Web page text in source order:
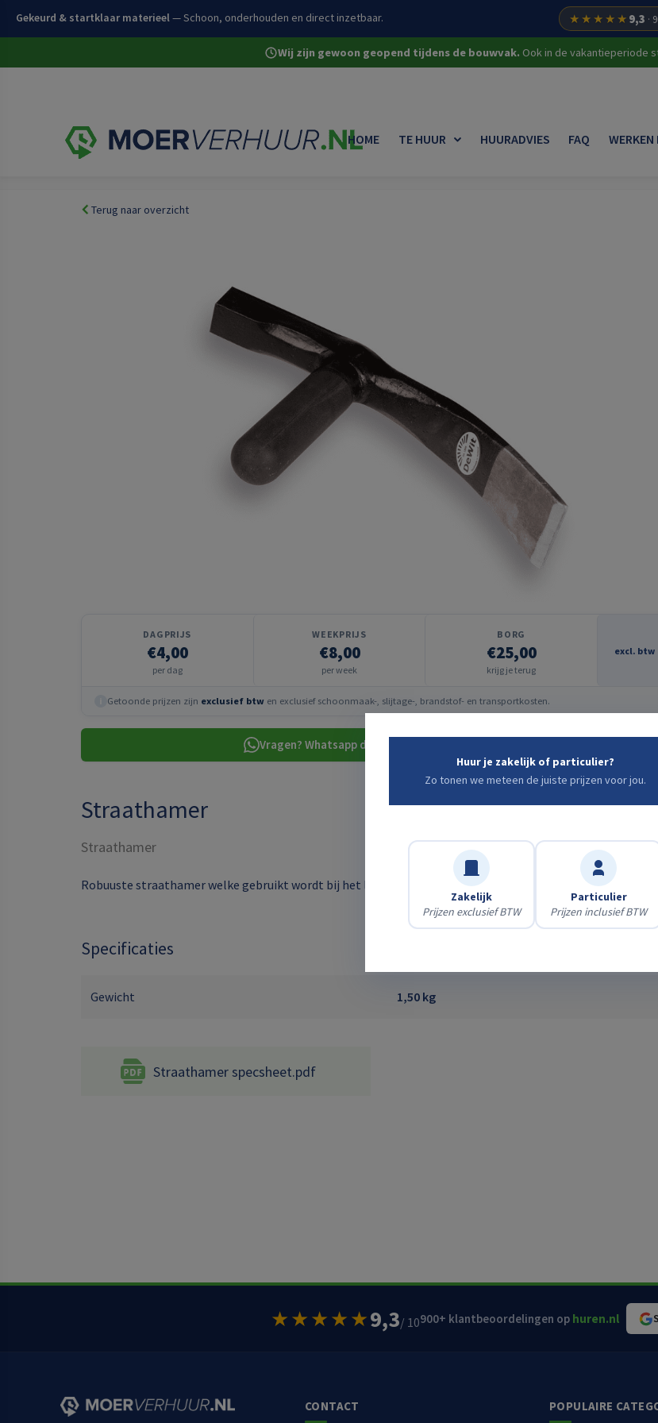
Gekeurd & startklaar materieel — Schoon, onderhouden en direct inzetbaar. ★★★★★ 9,3 ·
Wij zijn gewoon geopend tijdens de bouwvak. Ook in de vakantieperiode
HOME TE HUUR HUURADVIES FAQ WERKEN
Terug naar overzicht
DAGPRIJS
€4,00
per dag
WEEKPRIJS
€8,00
per week
BORG
€25,00
krijg je terug
excl. btw
Getoonde prijzen zijn exclusief btw en exclusief schoonmaak-, slijtage-, brandstof- en transportkosten.
Vragen? Whatsapp direct met een medewerker
Straathamer
Straathamer
Robuuste straathamer welke gebruikt wordt bij het leggen van bestrating. Voorzien van fiberglass steel.
Specificaties
Gewicht 1,50 kg
Straathamer specsheet.pdf
★★★★★9,3/ 10900+ klantbeoordelingen op huren.nl
CONTACT POPULAIRE
Huur je zakelijk of particulier?
Zo tonen we meteen de juiste prijzen voor jou.
Zakelijk
Prijzen exclusief BTW
Particulier
Prijzen inclusief BTW